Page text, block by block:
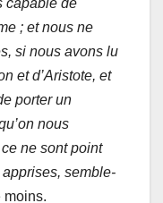
capable de
; et nous ne
si nous avons lu
et d’Aristote, et
porter un
nous
ne sont point
semble-
moins.